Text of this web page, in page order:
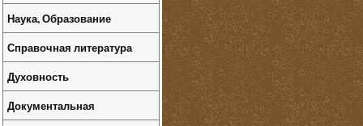
Наука, Образование
Справочная литература
Духовность
Документальная